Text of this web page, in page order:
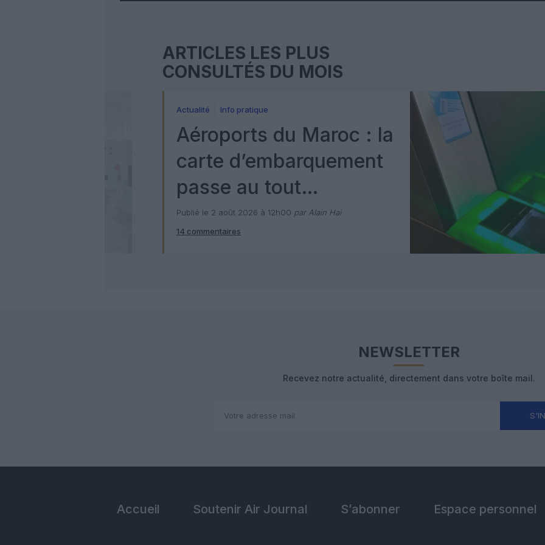
ARTICLES LES PLUS
CONSULTÉS DU MOIS
Actualité Info pratique
Aéroports du Maroc : la
carte d’embarquement
passe au tout
numérique avec Pax
Check
Publié le 2 août 2026 à 12h00 par Alain Hai
14 commentaires
NEWSLETTER
Recevez notre actualité, directement dans votre boîte mail.
Accueil Soutenir Air Journal S’abonner Espace personnel